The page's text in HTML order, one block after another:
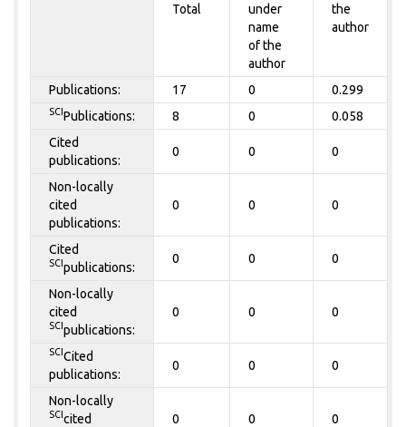
Total
under
name
of the
author
the
author
Publications: 17 0 0.299
SCI Publications: 8 0 0.058
Cited
publications:
0 0 0
Non-locally
cited
publications:
0 0 0
Cited
SCI publications:
0 0 0
Non-locally
cited
SCI publications:
0 0 0
SCI Cited
publications:
0 0 0
Non-locally
SCI cited
0 0 0